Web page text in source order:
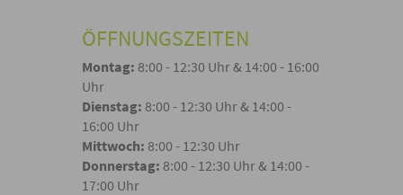
ÖFFNUNGSZEITEN
Montag: 8:00 - 12:30 Uhr & 14:00 - 16:00
Uhr
Dienstag: 8:00 - 12:30 Uhr & 14:00 -
16:00 Uhr
Mittwoch: 8:00 - 12:30 Uhr
Donnerstag: 8:00 - 12:30 Uhr & 14:00 -
17:00 Uhr